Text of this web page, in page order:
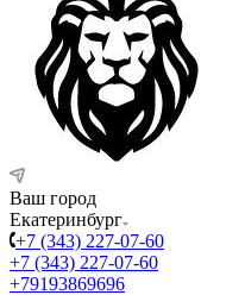
Ваш город
Екатеринбург
+7 (343) 227-07-60
+7 (343) 227-07-60
+79193869696